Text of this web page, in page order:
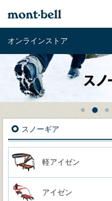
オンラインストア
スノーギア
軽アイゼン
アイゼン